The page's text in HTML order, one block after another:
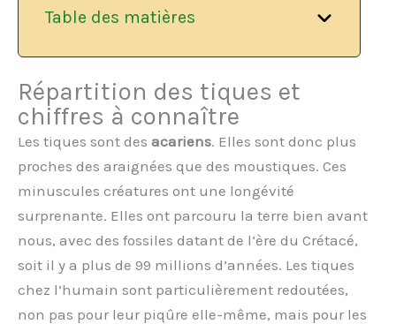
Table des matières
Répartition des tiques et
chiffres à connaître
Les tiques sont des acariens. Elles sont donc plus
proches des araignées que des moustiques. Ces
minuscules créatures ont une longévité
surprenante. Elles ont parcouru la terre bien avant
nous, avec des fossiles datant de l’ère du Crétacé,
soit il y a plus de 99 millions d’années. Les tiques
chez l’humain sont particulièrement redoutées,
non pas pour leur piqûre elle-même, mais pour les